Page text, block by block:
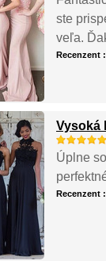
ste
veľa.
Recenzent
Vysoká
Úplne
Recenzent